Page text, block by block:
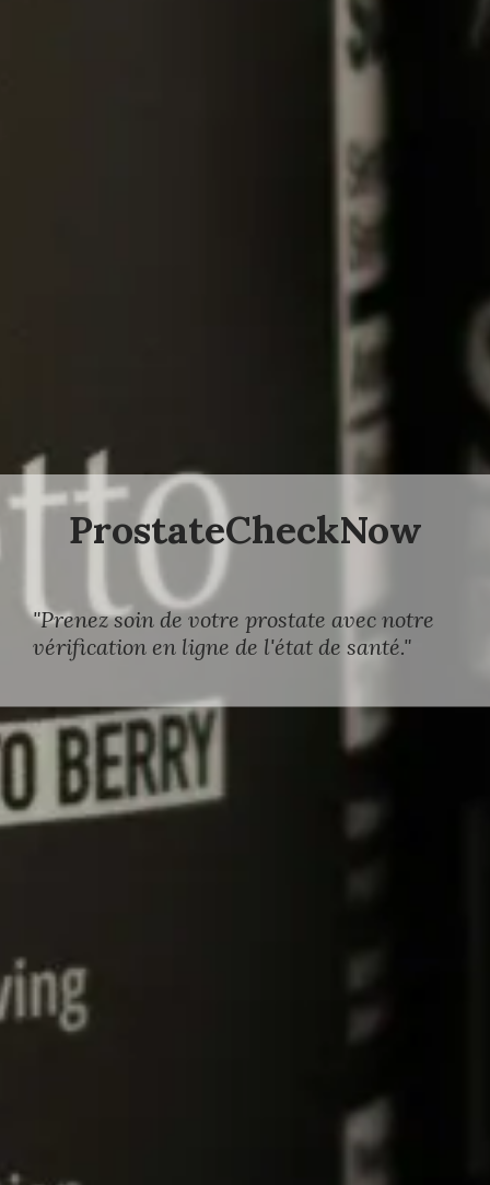
ProstateCheckNow
"Prenez soin de votre prostate avec notre
vérification en ligne de l'état de santé."